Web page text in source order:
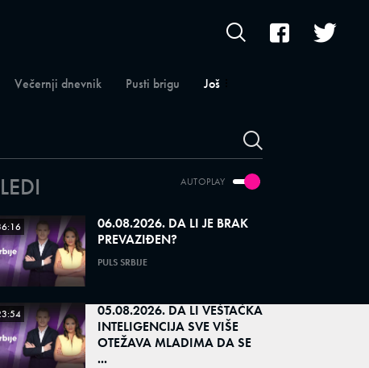
Večernji dnevnik Pusti brigu Još
AUTOPLAY
06.08.2026. DA LI JE BRAK
PREVAZIĐEN?
PULS SRBIJE
05.08.2026. DA LI VEŠTAČKA
INTELIGENCIJA SVE VIŠE
OTEŽAVA MLADIMA DA SE
...